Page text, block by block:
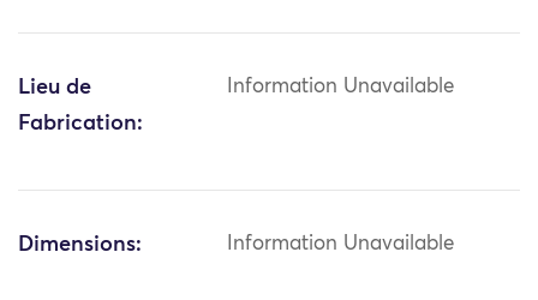
Lieu de
Fabrication:
Information Unavailable
Dimensions: Information Unavailable